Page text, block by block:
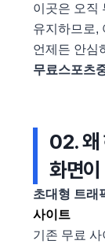
이곳은 오직
유지하므로,
언제든 안심
무료스포츠
02. 왜
화면
초대형 트래
사이트
기존 무료